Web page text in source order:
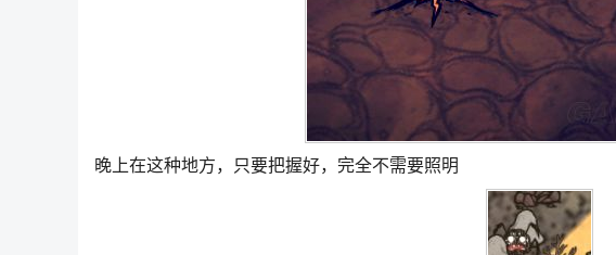
晚上在这种地方，只要把握好，完全不需要照明